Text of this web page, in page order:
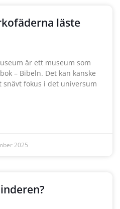
läste
är ett museum som
– Bibeln. Det kan kanske
fokus i det universum
2025